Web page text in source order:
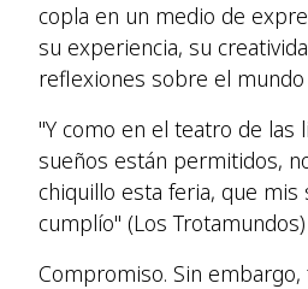
copla en un medio de
su experiencia, su
reflexiones sobre el
"Y como en el teatro de las
sueños están permitidos,
chiquillo esta feria, que mis
cumplío" (Los Trotamundos)
Compromiso. Sin embargo,